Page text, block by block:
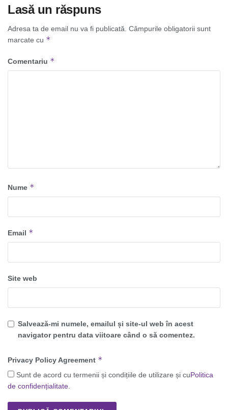
Lasă un răspuns
Adresa ta de email nu va fi publicată. Câmpurile obligatorii sunt
marcate cu *
Comentariu *
Nume *
Email *
Site web
Salvează-mi numele, emailul și site-ul web în acest
navigator pentru data viitoare când o să comentez.
Privacy Policy Agreement *
Sunt de acord cu termenii și condițiile de utilizare și cuPolitica
de confidențialitate.